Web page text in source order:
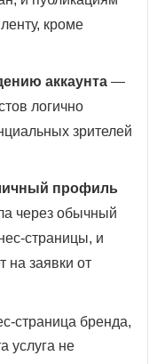
кроме
аккаунта —
логично
зрителей
профиль
через обычный
страницы, и
на заявки от
страница бренда,
услуга не